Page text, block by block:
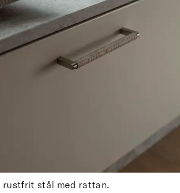
rustfrit stål med rattan.